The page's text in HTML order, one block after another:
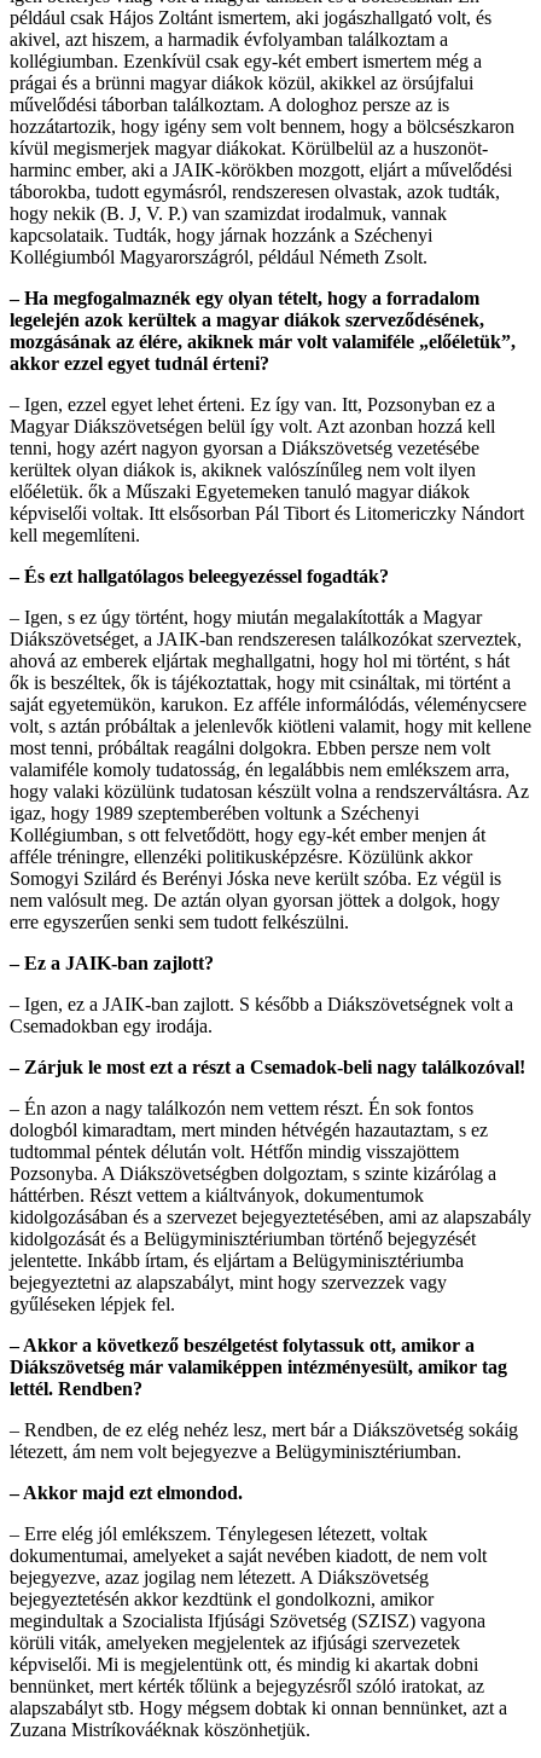
például csak Hájos Zoltánt ismertem, aki jogászhallgató volt, és
akivel, azt hiszem, a harmadik évfolyamban találkoztam a
kollégiumban. Ezenkívül csak egy-két embert ismertem még a
prágai és a brünni magyar diákok közül, akikkel az örsújfalui
művelődési táborban találkoztam. A dologhoz persze az is
hozzátartozik, hogy igény sem volt bennem, hogy a bölcsészkaron
kívül megismerjek magyar diákokat. Körülbelül az a huszonöt-
harminc ember, aki a JAIK-körökben mozgott, eljárt a művelődési
táborokba, tudott egymásról, rendszeresen olvastak, azok tudták,
hogy nekik (B. J, V. P.) van szamizdat irodalmuk, vannak
kapcsolataik. Tudták, hogy járnak hozzánk a Széchenyi
Kollégiumból Magyarországról, például Németh Zsolt.
– Ha megfogalmaznék egy olyan tételt, hogy a forradalom
legelején azok kerültek a magyar diákok szerveződésének,
mozgásának az élére, akiknek már volt valamiféle „előéletük”,
akkor ezzel egyet tudnál érteni?
– Igen, ezzel egyet lehet érteni. Ez így van. Itt, Pozsonyban ez a
Magyar Diákszövetségen belül így volt. Azt azonban hozzá kell
tenni, hogy azért nagyon gyorsan a Diákszövetség vezetésébe
kerültek olyan diákok is, akiknek valószínűleg nem volt ilyen
előéletük. ők a Műszaki Egyetemeken tanuló magyar diákok
képviselői voltak. Itt elsősorban Pál Tibort és Litomericzky Nándort
kell megemlíteni.
– És ezt hallgatólagos beleegyezéssel fogadták?
– Igen, s ez úgy történt, hogy miután megalakították a Magyar
Diákszövetséget, a JAIK-ban rendszeresen találkozókat szerveztek,
ahová az emberek eljártak meghallgatni, hogy hol mi történt, s hát
ők is beszéltek, ők is tájékoztattak, hogy mit csináltak, mi történt a
saját egyetemükön, karukon. Ez afféle informálódás, véleménycsere
volt, s aztán próbáltak a jelenlevők kiötleni valamit, hogy mit kellene
most tenni, próbáltak reagálni dolgokra. Ebben persze nem volt
valamiféle komoly tudatosság, én legalábbis nem emlékszem arra,
hogy valaki közülünk tudatosan készült volna a rendszerváltásra. Az
igaz, hogy 1989 szeptemberében voltunk a Széchenyi
Kollégiumban, s ott felvetődött, hogy egy-két ember menjen át
afféle tréningre, ellenzéki politikusképzésre. Közülünk akkor
Somogyi Szilárd és Berényi Jóska neve került szóba. Ez végül is
nem valósult meg. De aztán olyan gyorsan jöttek a dolgok, hogy
erre egyszerűen senki sem tudott felkészülni.
– Ez a JAIK-ban zajlott?
– Igen, ez a JAIK-ban zajlott. S később a Diákszövetségnek volt a
Csemadokban egy irodája.
– Zárjuk le most ezt a részt a Csemadok-beli nagy találkozóval!
– Én azon a nagy találkozón nem vettem részt. Én sok fontos
dologból kimaradtam, mert minden hétvégén hazautaztam, s ez
tudtommal péntek délután volt. Hétfőn mindig visszajöttem
Pozsonyba. A Diákszövetségben dolgoztam, s szinte kizárólag a
háttérben. Részt vettem a kiáltványok, dokumentumok
kidolgozásában és a szervezet bejegyeztetésében, ami az alapszabály
kidolgozását és a Belügyminisztériumban történő bejegyzését
jelentette. Inkább írtam, és eljártam a Belügyminisztériumba
bejegyeztetni az alapszabályt, mint hogy szervezzek vagy
gyűléseken lépjek fel.
– Akkor a következő beszélgetést folytassuk ott, amikor a
Diákszövetség már valamiképpen intézményesült, amikor tag
lettél. Rendben?
– Rendben, de ez elég nehéz lesz, mert bár a Diákszövetség sokáig
létezett, ám nem volt bejegyezve a Belügyminisztériumban.
– Akkor majd ezt elmondod.
– Erre elég jól emlékszem. Ténylegesen létezett, voltak
dokumentumai, amelyeket a saját nevében kiadott, de nem volt
bejegyezve, azaz jogilag nem létezett. A Diákszövetség
bejegyeztetésén akkor kezdtünk el gondolkozni, amikor
megindultak a Szocialista Ifjúsági Szövetség (SZISZ) vagyona
körüli viták, amelyeken megjelentek az ifjúsági szervezetek
képviselői. Mi is megjelentünk ott, és mindig ki akartak dobni
bennünket, mert kérték tőlünk a bejegyzésről szóló iratokat, az
alapszabályt stb. Hogy mégsem dobtak ki onnan bennünket, azt a
Zuzana Mistríkováéknak köszönhetjük.